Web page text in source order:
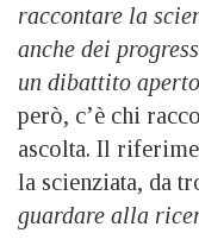
raccontare la
anche dei
un dibattito
però, c’è chi
ascolta. Il
la scienziata, da
guardare alla